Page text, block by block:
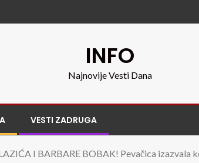
INFO
Najnovije Vesti Dana
VESTI ZADRUGA
I BARBARE BOBAK! Pevačica izazvala